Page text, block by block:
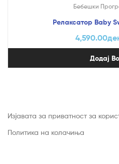
Бебешки
Релаксатор Baby
4,590.00
Додај
Изјавата за приватност за
Политика на колачиња